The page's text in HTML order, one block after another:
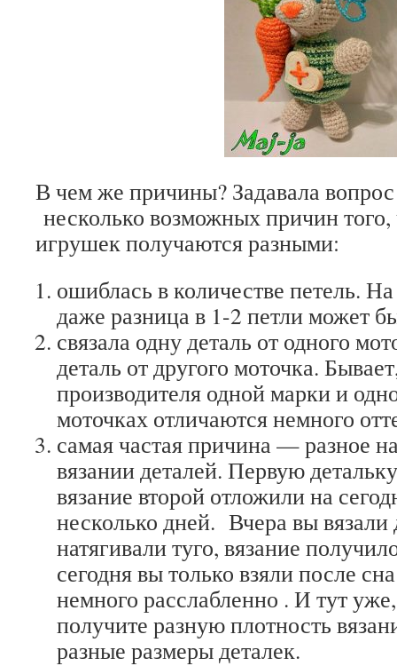
В чем же причины? Задавала
несколько возможных причин того,
игрушек получаются разными:
ошиблась в количестве петель.
даже разница в 1-2 петли может
связала одну деталь от одного
деталь от другого моточка.
производителя одной марки и
моточках отличаются немного
самая частая причина — разное
вязании деталей. Первую
вязание второй отложили на
несколько дней. Вчера вы вязали
натягивали туго, вязание
сегодня вы только взяли после
немного расслабленно . И тут
получите разную плотность
разные размеры деталек.